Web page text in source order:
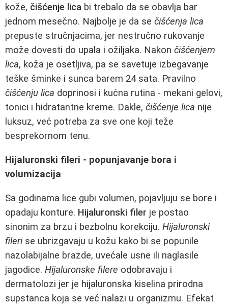
kože, čišćenje lica bi trebalo da se obavlja bar
jednom mesečno. Najbolje je da se čišćenja lica
prepuste stručnjacima, jer nestručno rukovanje
može dovesti do upala i ožiljaka. Nakon čišćenjem
lica, koža je osetljiva, pa se savetuje izbegavanje
teške šminke i sunca barem 24 sata. Pravilno
čišćenju lica doprinosi i kućna rutina - mekani gelovi,
tonici i hidratantne kreme. Dakle, čišćenje lica nije
luksuz, već potreba za sve one koji teže
besprekornom tenu.
Hijaluronski fileri - popunjavanje bora i
volumizacija
Sa godinama lice gubi volumen, pojavljuju se bore i
opadaju konture. Hijaluronski filer je postao
sinonim za brzu i bezbolnu korekciju. Hijaluronski
filerise ubrizgavaju u kožu kako bi se popunile
nazolabijalne brazde, uvećale usne ili naglasile
jagodice. Hijaluronske filere odobravaju i
dermatolozi jer je hijaluronska kiselina prirodna
supstanca koja se već nalazi u organizmu. Efekat